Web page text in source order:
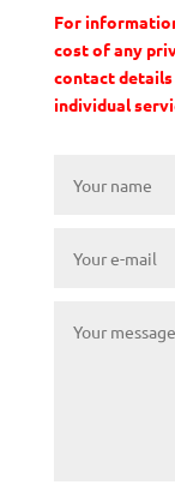
For
cost of any
contact details
individual